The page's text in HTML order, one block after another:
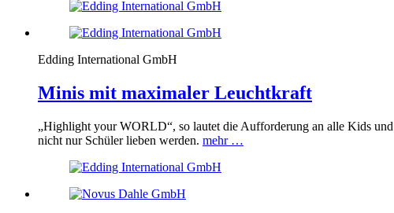
Edding International GmbH
Minis mit maximaler Leuchtkraft
„Highlight yourWORLD“, so lautet die Aufforderung an alle Kids
nicht nur Schüler lieben werden. mehr …